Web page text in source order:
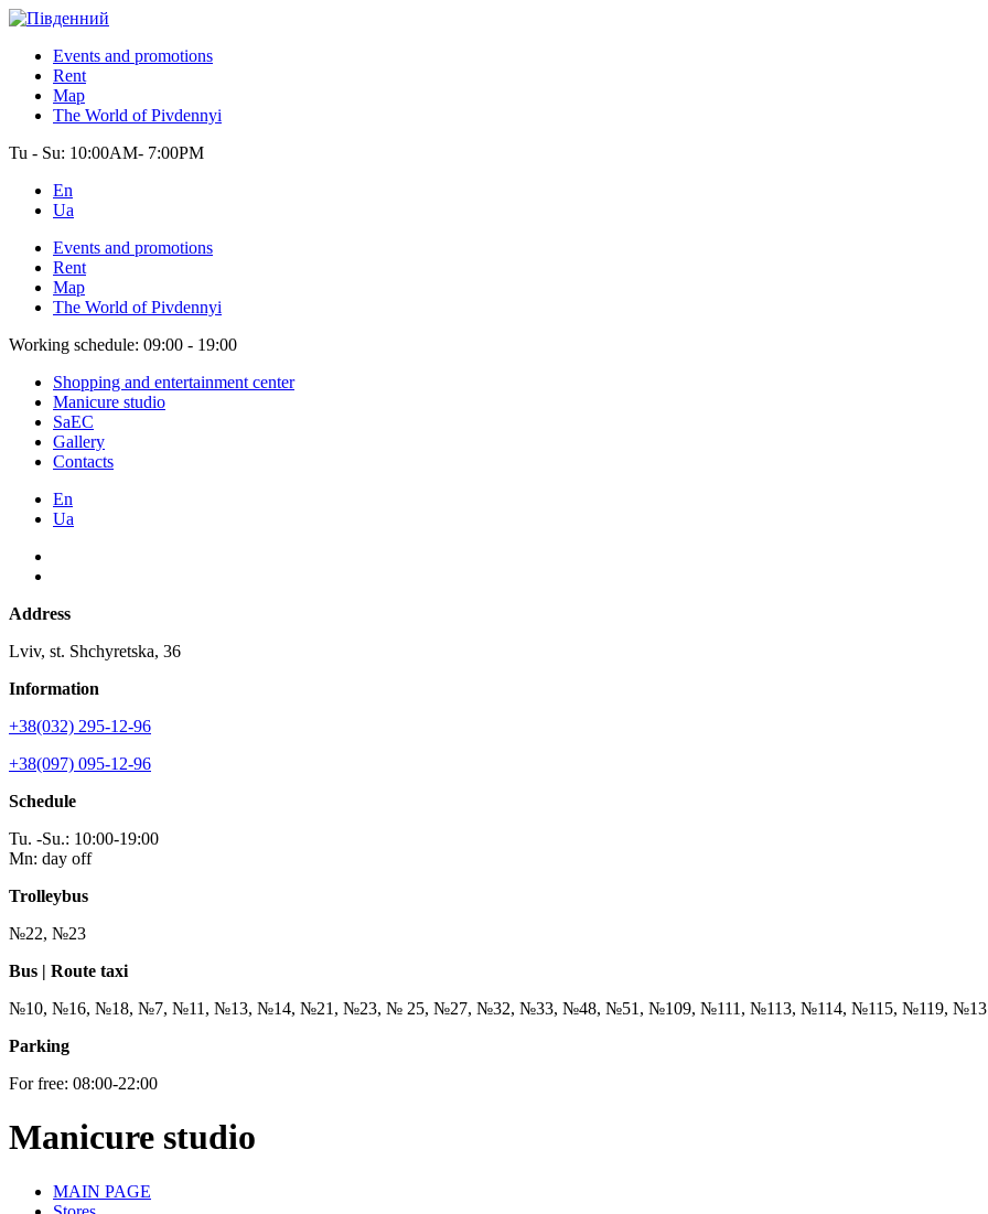
Events and promotions
Rent
Map
The World of Pivdennyi
Tu - Su: 10:00AM- 7:00PM
En
Ua
Events and promotions
Rent
Map
The World of Pivdennyi
Working schedule: 09:00 - 19:00
Shopping and entertainment center
Manicure studio
SaEC
Gallery
Contacts
En
Ua
Address
Lviv, st. Shchyretska, 36
Information
+38(032) 295-12-96
+38(097) 095-12-96
Schedule
Tu. -Su.: 10:00-19:00
Mn: day off
Trolleybus
№22, №23
Bus | Route taxi
№10, №16, №18, №7, №11, №13, №14, №21, №23, № 25, №27, №32, №33, №48, №51, №109, №111, №113, №114, №115, №119,
Parking
For free: 08:00-22:00
Manicure studio
MAIN PAGE